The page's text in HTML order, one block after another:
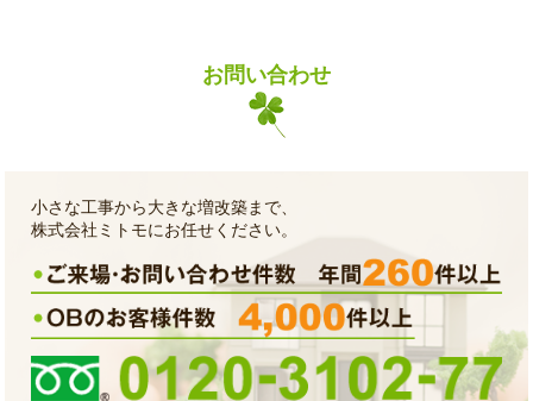
お問い合わせ
小さな工事から大きな増改築まで、
株式会社ミトモにお任せください。